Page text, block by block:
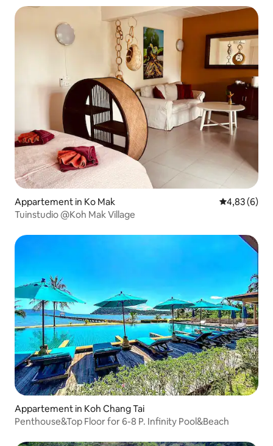
Appartement in Ko Mak Gemiddelde
4,83 (6)
Tuinstudio @Koh Mak Village
Appartement in Koh Chang Tai
Penthouse&Top Floor for 6-8 P. Infinity Pool&Beach